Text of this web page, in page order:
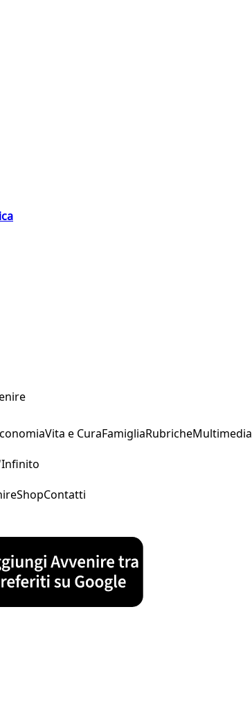
Vita e CuraFamigliaRubricheMultimedia
ShopContatti